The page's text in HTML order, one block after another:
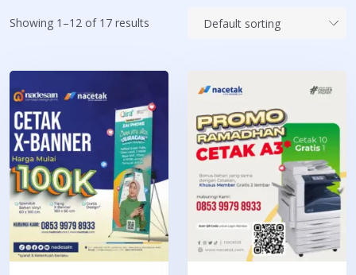
Showing 1–12 of 17 results